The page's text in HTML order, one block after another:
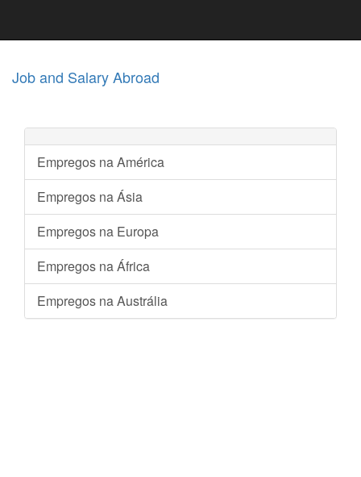
Job and Salary Abroad
Empregos na América
Empregos na Ásia
Empregos na Europa
Empregos na África
Empregos na Austrália